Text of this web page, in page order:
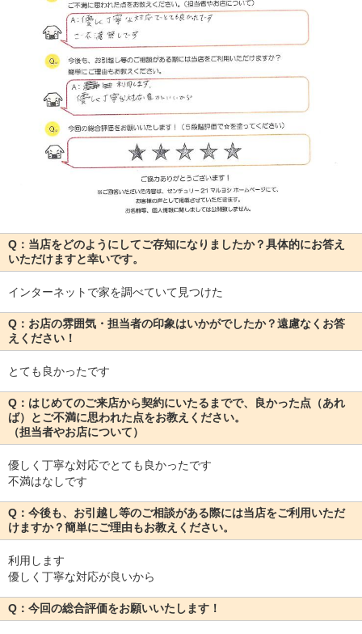
Q：当店をどのようにしてご存知になりましたか？具体的にお答え
いただけますと幸いです。
インターネットで家を調べていて見つけた
Q：お店の雰囲気・担当者の印象はいかがでしたか？遠慮なくお答
えください！
とても良かったです
Q：はじめてのご来店から契約にいたるまでで、良かった点（あれ
ば）とご不満に思われた点をお教えください。
（担当者やお店について）
優しく丁寧な対応でとても良かったです
不満はなしです
Q：今後も、お引越し等のご相談がある際には当店をご利用いただ
けますか？簡単にご理由もお教えください。
利用します
優しく丁寧な対応が良いから
Q：今回の総合評価をお願いいたします！